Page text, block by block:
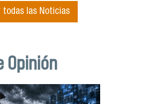
todas las Noticias
Opinión